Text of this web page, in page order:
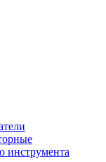
инструмента